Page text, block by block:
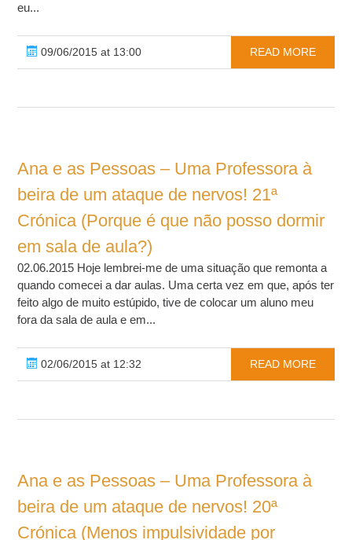
eu...
09/06/2015 at 13:00 READ MORE
Ana e as Pessoas – Uma Professora à
beira de um ataque de nervos! 21ª
Crónica (Porque é que não posso dormir
em sala de aula?)
02.06.2015 Hoje lembrei-me de uma situação que remonta a
quando comecei a dar aulas. Uma certa vez em que, após ter
feito algo de muito estúpido, tive de colocar um aluno meu
fora da sala de aula e em...
02/06/2015 at 12:32 READ MORE
Ana e as Pessoas – Uma Professora à
beira de um ataque de nervos! 20ª
Crónica (Menos impulsividade por